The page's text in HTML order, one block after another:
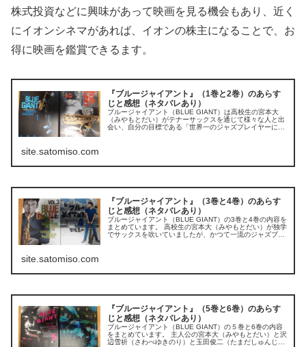
株式投資などに興味があって映画を見る機会もあり、近く
にイオンシネマがあれば、イオンの株主になることで、お
得に映画を鑑賞できるます。
『ブルージャイアント』（1巻と2巻）のあらす
じと感想（ネタバレあり）
ブルージャイアント（BLUE GIANT）は高校生の宮本大
（みやもとだい）がテナーサックスを通じて様々な人と出
会い、自分の目標である「世界一のジャズプレイヤーにな
site.satomiso.com
『ブルージャイアント』（3巻と4巻）のあらす
じと感想（ネタバレあり）
ブルージャイアント（BLUE GIANT）の3巻と4巻の内容を
まとめています。 高校生の宮本大（みやもとだい）が独学
でサックスを吹いていましたが、かつて一流のジャズプレ
site.satomiso.com
『ブルージャイアント』（5巻と6巻）のあらす
じと感想（ネタバレあり）
ブルージャイアント（BLUE GIANT）の５巻と6巻の内容
をまとめています。 主人公の宮本大（みやもとだい）と沢
辺雪祈（さわべゆきのり）と玉田俊二（たまだしゅんじ）